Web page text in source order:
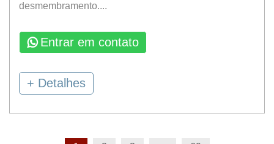
desmembramento....
Entrar em contato
+ Detalhes